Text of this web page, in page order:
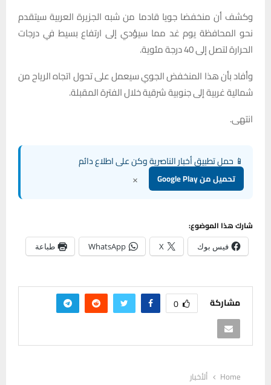
وكشف أن منخفضا جويا قادما من شبه الجزيرة العربية سيتقدم
نحو المحافظة يوم غد مما سيؤدي إلى ارتفاع بسيط في درجات
الحرارة لتصل إلى 40 درجة مئوية.
وأفاد بأن هذا المنخفض الجوي سيعمل على تحول اتجاه الرياح من
شمالية غربية إلى جنوبية شرقية خلال الفترة المقبلة.
انتهى.
📱 حمل تطبيق أخبار الناصرية وكن على اطلاع دائم
تحميل من Google Play ×
شارك هذا الموضوع:
فيس بوك X
WhatsApp طباعة
مشاركة 0
Home
ألأخبار